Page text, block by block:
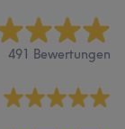
491 Bewertungen